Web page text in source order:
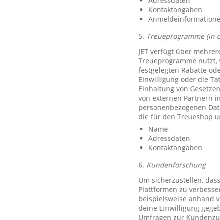
Kontaktangaben
5. Treueprogramme (in
JET verfügt über
Treueprogramme
festgelegten Rabatte
Einwilligung oder die
Einhaltung von
von externen Partnern
personenbezogenen
die für den Treueshop
Name
Adressdaten
Kontaktangaben
6. Kundenforschung
Um sicherzustellen,
Plattformen zu
beispielsweise anhand
deine Einwilligung
Umfragen zur